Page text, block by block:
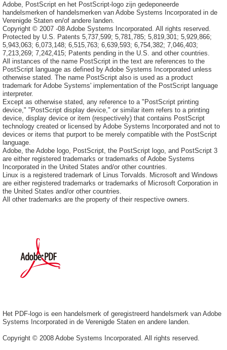
Adobe, PostScript en het PostScript-logo zijn gedeponeerde
handelsmerken of handelsmerken van Adobe Systems Incorporated in de
Verenigde Staten en/of andere landen.
Copyright © 2007 -08 Adobe Systems Incorporated. All rights reserved.
Protected by U.S. Patents 5,737,599; 5,781,785; 5,819,301; 5,929,866;
5,943,063; 6,073,148; 6,515,763; 6,639,593; 6,754,382; 7,046,403;
7,213,269; 7,242,415; Patents pending in the U.S. and other countries.
All instances of the name PostScript in the text are references to the
PostScript language as defined by Adobe Systems Incorporated unless
otherwise stated. The name PostScript also is used as a product
trademark for Adobe Systems' implementation of the PostScript language
interpreter.
Except as otherwise stated, any reference to a "PostScript printing
device," "PostScript display device," or similar item refers to a printing
device, display device or item (respectively) that contains PostScript
technology created or licensed by Adobe Systems Incorporated and not to
devices or items that purport to be merely compatible with the PostScript
language.
Adobe, the Adobe logo, PostScript, the PostScript logo, and PostScript 3
are either registered trademarks or trademarks of Adobe Systems
Incorporated in the United States and/or other countries.
Linux is a registered trademark of Linus Torvalds. Microsoft and Windows
are either registered trademarks or trademarks of Microsoft Corporation in
the United States and/or other countries.
All other trademarks are the property of their respective owners.
Het PDF-logo is een handelsmerk of geregistreerd handelsmerk van Adobe
Systems Incorporated in de Verenigde Staten en andere landen.
Copyright © 2008 Adobe Systems Incorporated. All rights reserved.